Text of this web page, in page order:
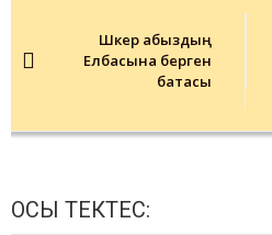
navigationШәкер абыздың
Елбасына берген
батасы
ОСЫ ТЕКТЕС: